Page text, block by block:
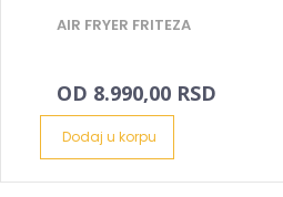
AIR FRYER FRITEZA
OD 8.990,00 RSD
Dodaj u korpu